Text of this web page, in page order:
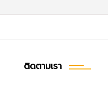
ติดตามเรา